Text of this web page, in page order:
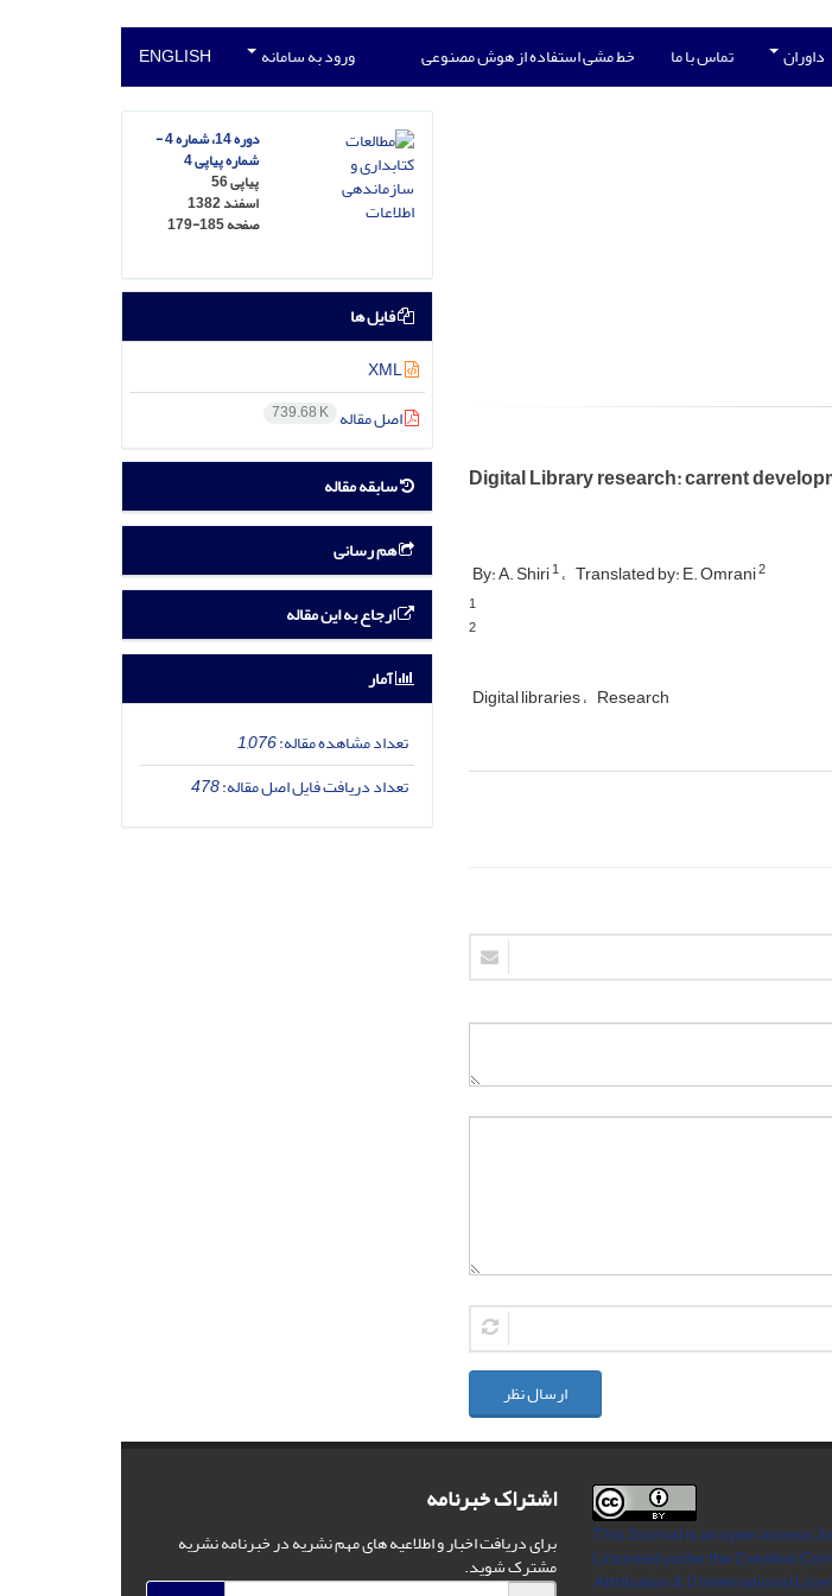
داوران تماس با ما خط مشی استفاده از هوش مصنوعی ورود به سامانه ENGLISH
Digital Library research: carrent
By: A. Shiri1 Translated by: E. Omrani2
1
2
Digital libraries Research
ارسال نظر
دوره 14، شماره 4 -
شماره پیاپی 4
پیاپی 56
اسفند 1382
صفحه179-185
فایل ها
XML
اصل مقاله 739.68 K
سابقه مقاله
هم رسانی
ارجاع به این مقاله
آمار
تعداد مشاهده مقاله:1,076
تعداد دریافت فایل اصل مقاله:478
This Journal is an open access
Licensedunder the Creative
Attribution 4.0 International
اشتراک خبرنامه
برای دریافت اخبار و اطلاعیه های مهم نشریه در خبرنامه نشریه
مشترک شوید.